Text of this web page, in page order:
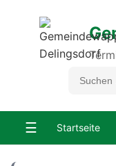
☰ Startseite